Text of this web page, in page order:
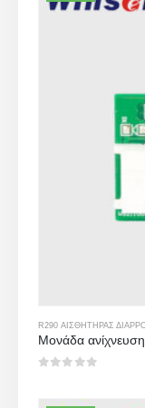
R290 ΑΙΣΘΗΤΉΡΑΣ